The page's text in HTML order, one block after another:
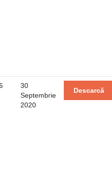
30
Septembrie
2020
Descarcă